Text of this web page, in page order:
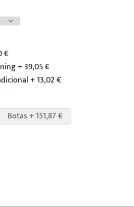
€
+ 39,05 €
+ 13,02 €
Botas + 151,87 €